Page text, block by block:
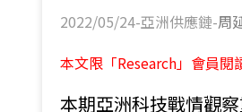
2022/05/24-亞洲供應鏈-周
本文限「Research」會員閱
本期亞洲科技戰情觀